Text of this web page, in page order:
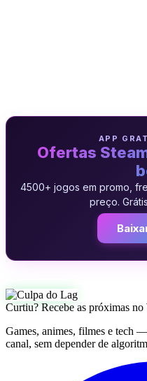
APP
Ofertas
4500+ jogos em promo,
preço.
Curtiu? Recebe as próximas
Games, animes, filmes e tech
canal, sem depender de